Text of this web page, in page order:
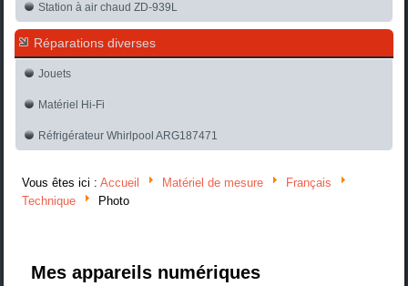
Station à air chaud ZD-939L
Réparations diverses
Jouets
Matériel Hi-Fi
Réfrigérateur Whirlpool ARG187471
Vous êtes ici :Accueil Matériel de mesure
Français
Technique
Photo
Mes appareils numériques